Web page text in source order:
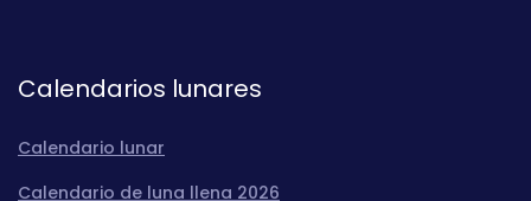
Calendarios lunares
Calendario lunar
Calendario de luna llena 2026